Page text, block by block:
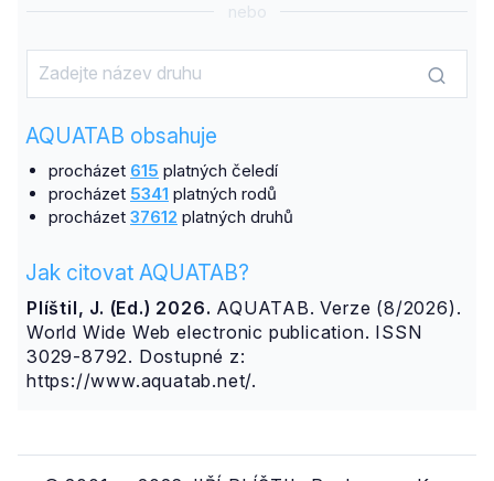
nebo
AQUATAB obsahuje
procházet 615 platných čeledí
procházet 5341 platných rodů
procházet 37612 platných druhů
Jak citovat AQUATAB?
Plíštil, J. (Ed.) 2026. AQUATAB. Verze (8/2026).
World Wide Web electronic publication. ISSN
3029-8792. Dostupné z:
https://www.aquatab.net/.